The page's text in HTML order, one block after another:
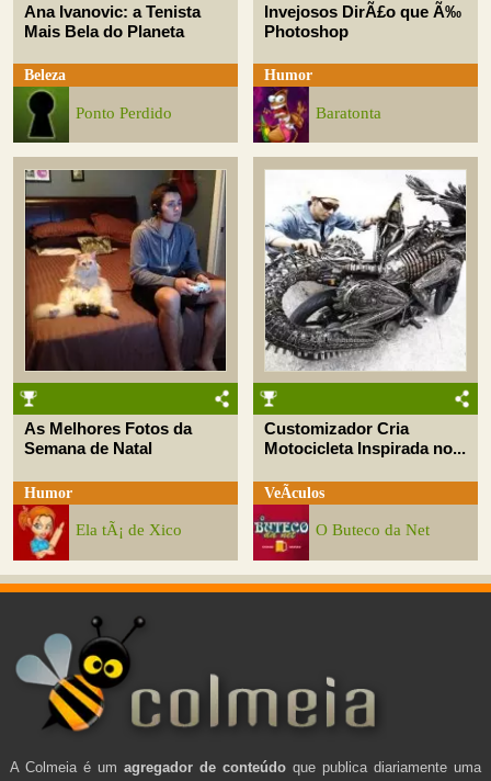
Ana Ivanovic: a Tenista
Mais Bela do Planeta
Beleza
Ponto Perdido
Invejosos DirÃ£o que Ã‰
Photoshop
Humor
Baratonta
As Melhores Fotos da
Semana de Natal
Humor
Ela tÃ¡ de Xico
Customizador Cria
Motocicleta Inspirada no...
VeÃ­culos
O Buteco da Net
A Colmeia é um agregador de conteúdo que publica diariamente uma